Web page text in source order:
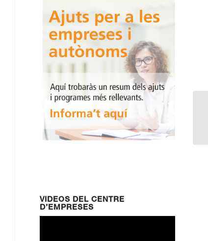
VIDEOS DEL CENTRE
D’EMPRESES